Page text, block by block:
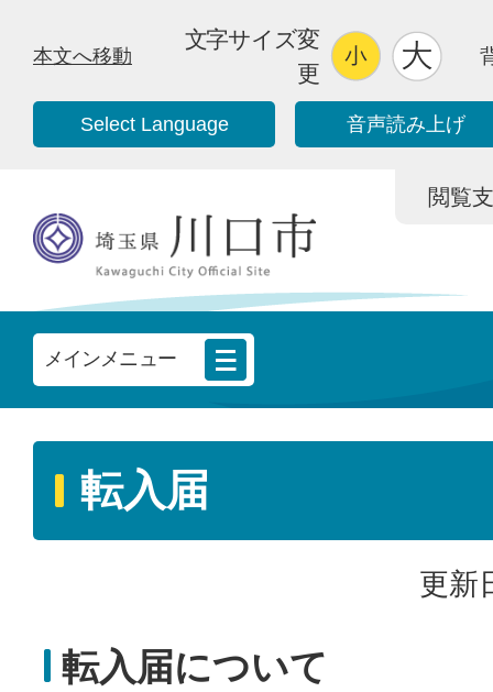
本文へ移動
文字サイズ変
更
Select Language 音声読み上げ
閲覧
メインメニュー
転入届
更新
転入届について